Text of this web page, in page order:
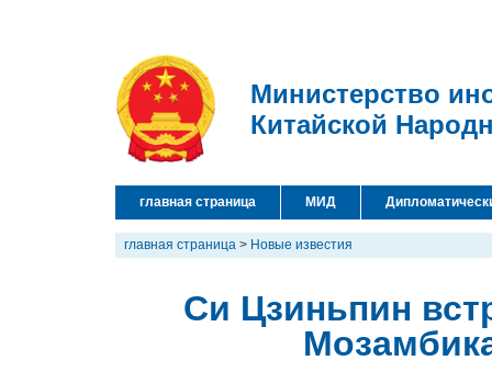
Министерство
Китайской
главная страница МИД
главная страница > Новые известия
Си Цзиньпин